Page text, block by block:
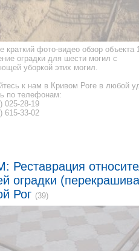
краткий фото-видео обзор объекта
оградки для шести могил с
уборкой этих могил.
к нам в Кривом Роге в любой
по телефонам:
025-28-19
615-33-02
Реставрация
оградки
Рог (39)